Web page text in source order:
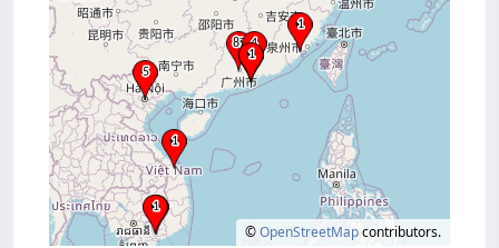
©OpenStreetMapcontributors.